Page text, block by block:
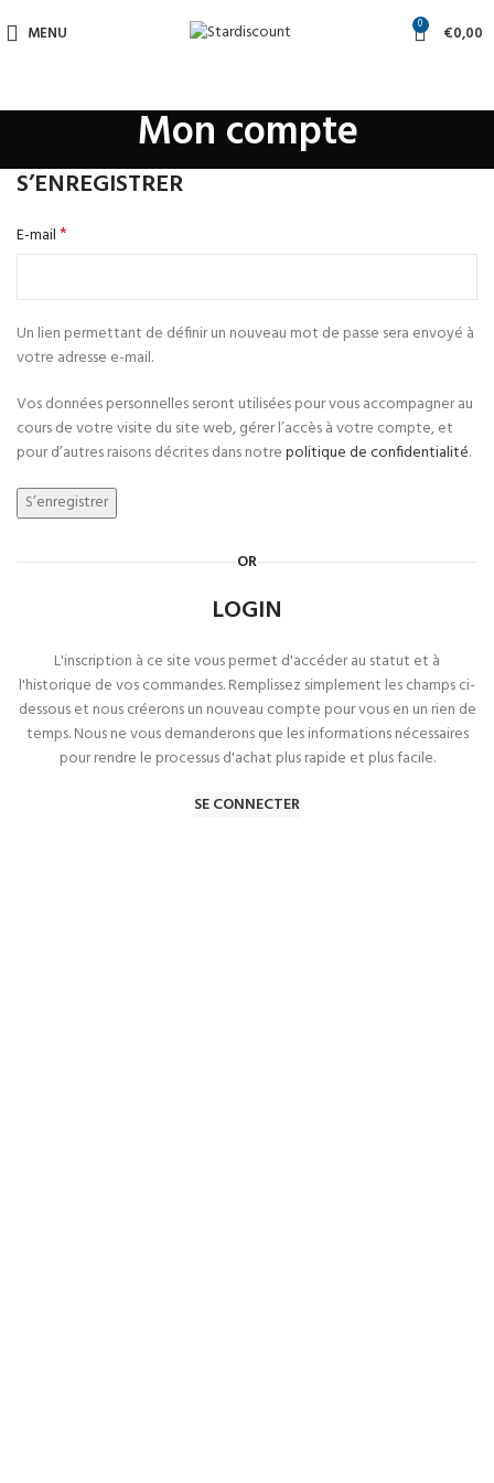
MENU 0 €0,00
Mon compte
S’ENREGISTRER
E-mail*
Un lien permettant de définir un nouveau mot de passe sera envoyé à
votre adresse e-mail.
Vos données personnelles seront utilisées pour vous accompagner au
cours de votre visite du site web, gérer l’accès à votre compte, et
pour d’autres raisons décrites dans notrepolitique de confidentialité.
S’enregistrer
OR
LOGIN
L'inscription à ce site vous permet d'accéder au statut et à
l'historique de vos commandes.Remplissez simplement les champs ci-
dessous et nous créerons un nouveau compte pour vous en un rien de
temps.Nous ne vous demanderons que les informations nécessaires
pour rendre le processus d'achat plus rapide et plus facile.
SE CONNECTER